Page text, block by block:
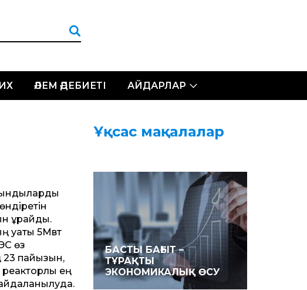
ӘЛЕМ ӘДЕБИЕТІ АЙДАРЛАР
құрайды.
қуаты 5Мвт
өз
23 пайызын,
ең
Ұқсас мақалалар
БАСТЫ БАҒЫТ –
ТҰРАҚТЫ
ЭКОНОМИКАЛЫҚ ӨСУ